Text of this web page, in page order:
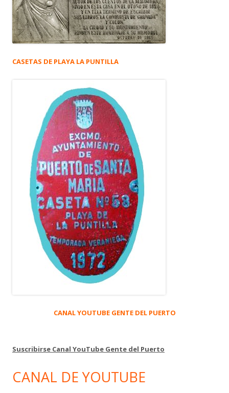
CASETAS DE PLAYA LA PUNTILLA
CANAL YOUTUBE GENTE DEL PUERTO
Suscribirse Canal YouTube Gente del Puerto
CANAL DE YOUTUBE